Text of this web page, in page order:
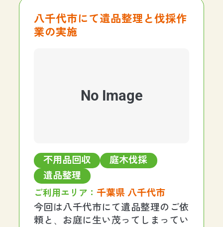
レベーターがなく、一つ上の階に上
がってからしかエレベー
八千代市にて遺品整理と伐採作
業の実施
No Image
不用品回収
庭木伐採
遺品整理
ご利用エリア：千葉県 八千代市
今回は八千代市にて遺品整理のご依
頼と、お庭に生い茂ってしまってい